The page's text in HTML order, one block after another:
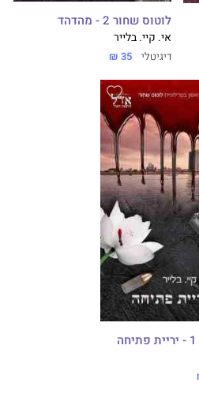
לוטוס שחור 2 - מהדהד
אי. קיי. בלייר
דיגיטלי 35 ₪